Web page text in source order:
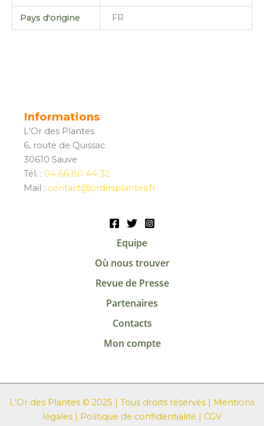
Pays d'origine FR
Informations
L'Or des Plantes
6, route de Quissac
30610 Sauve
Tél. : 04 66 80 44 32
Mail : contact@ordesplantes.fr
Equipe
Où nous trouver
Revue de Presse
Partenaires
Contacts
Mon compte
L'Or des Plantes © 2025 | Tous droits réservés | Mentions
légales | Politique de confidentialité | CGV